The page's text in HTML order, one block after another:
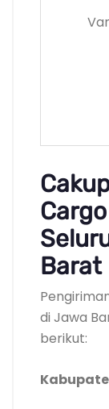
Barat
di Jawa
berikut: